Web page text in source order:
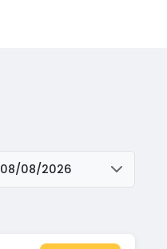
08/08/2026